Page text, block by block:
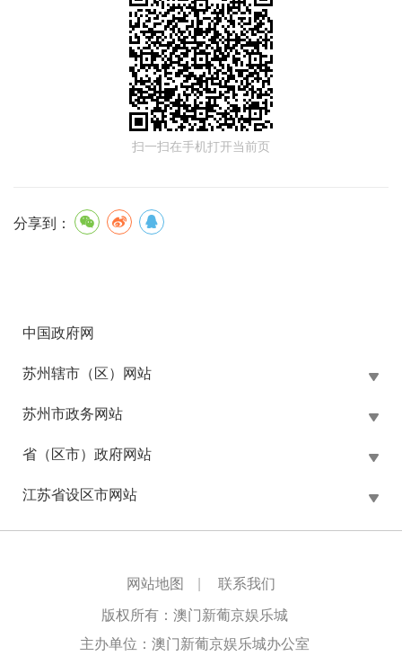
扫一扫在手机打开当前页
分享到：
中国政府网
苏州辖市（区）网站
苏州市政务网站
省（区市）政府网站
江苏省设区市网站
网站地图 联系我们
版权所有：澳门新葡京娱乐城
主办单位：澳门新葡京娱乐城办公室